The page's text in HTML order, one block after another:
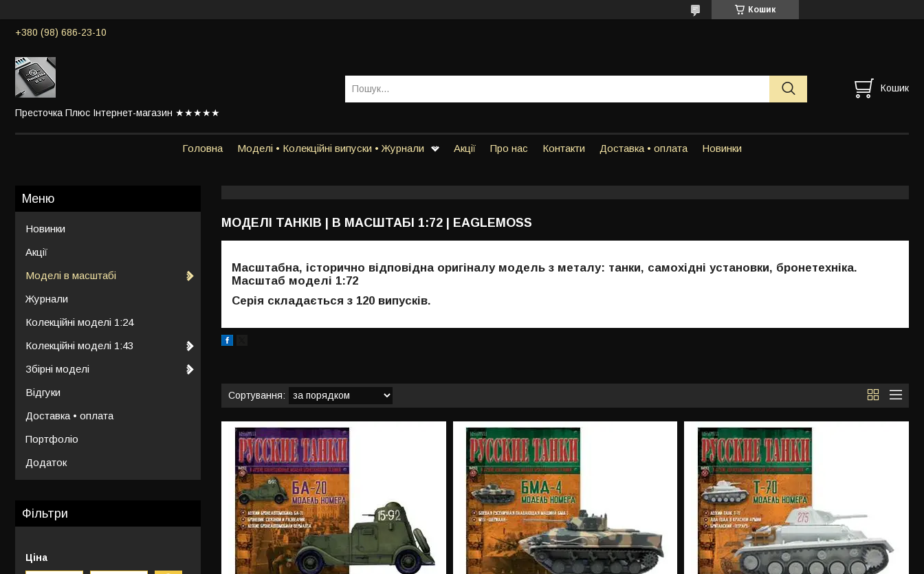
Кошик
+380 (98) 686-23-10
Престочка Плюс Інтернет-магазин ★★★★★
Кошик
Головна Моделі • Колекційні випуски • Журнали Акції Про нас Контакти Доставка • оплата Новинки
МОДЕЛІ ТАНКІВ | В МАСШТАБІ 1:72 | EAGLEMOSS
Масштабна, історично відповідна оригіналу модель з металу: танки, самохідні установки, бронетехніка.
Масштаб моделі 1:72
Серія складається з 120 випусків.
Новинки
Акції
Моделі в масштабі
Журнали
Колекційні моделі 1:24
Колекційні моделі 1:43
Збірні моделі
Відгуки
Доставка • оплата
Портфоліо
Додаток
Фільтри
Ціна